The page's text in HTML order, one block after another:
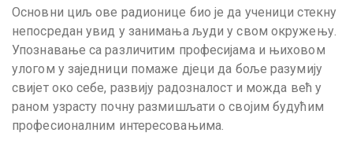
Основни циљ ове радионице био је да ученици стекну
непосредан увид у занимања људи у свом окружењу.
Упознавање са различитим професијама и њиховом
улогом у заједници помаже дјеци да боље разумију
свијет око себе, развију радозналост и можда већ у
раном узрасту почну размишљати о својим будућим
професионалним интересовањима.